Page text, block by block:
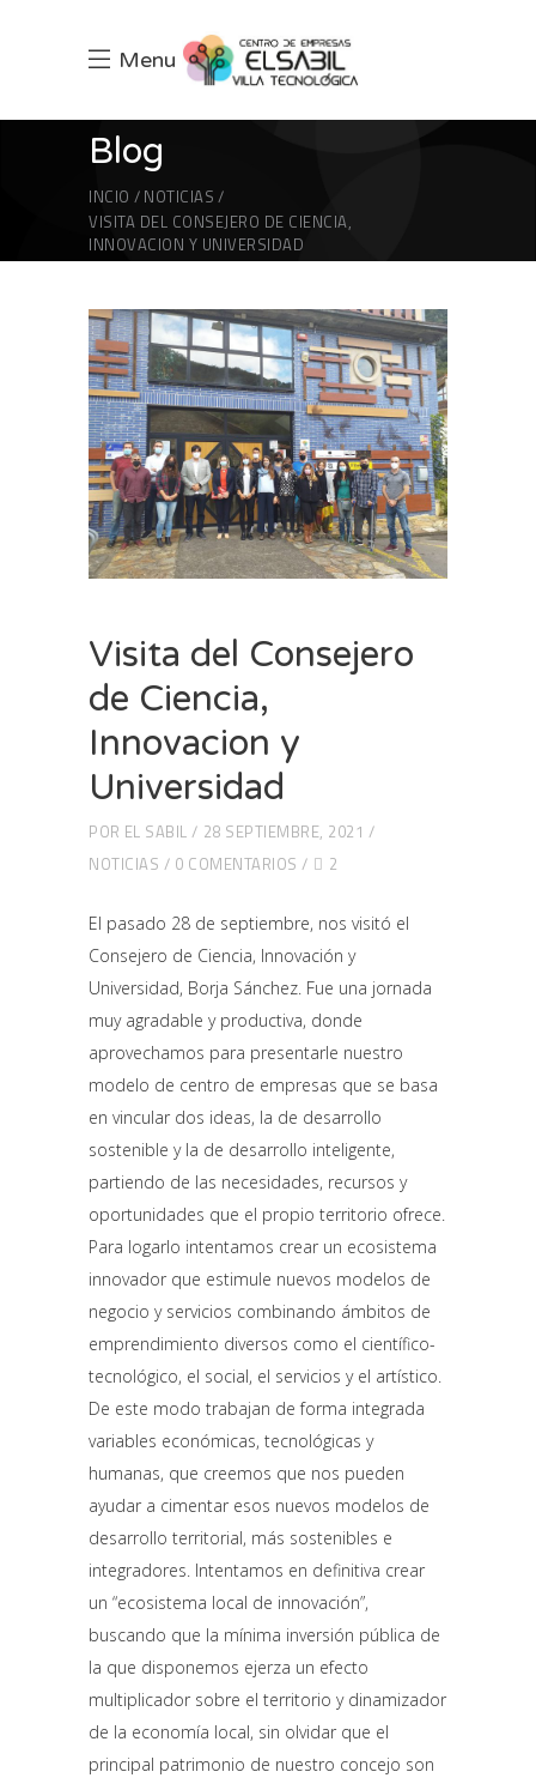
Menu
Blog
INCIO
NOTICIAS
VISITA DEL CONSEJERO DE CIENCIA,
INNOVACION Y UNIVERSIDAD
Visita del Consejero
de Ciencia,
Innovacion y
Universidad
POR EL SABIL
28 SEPTIEMBRE, 2021
NOTICIAS
0 COMENTARIOS 2
El pasado 28 de septiembre, nos visitó el
Consejero de Ciencia, Innovación y
Universidad, Borja Sánchez. Fue una jornada
muy agradable y productiva, donde
aprovechamos para presentarle nuestro
modelo de centro de empresas que se basa
en vincular dos ideas, la de desarrollo
sostenible y la de desarrollo inteligente,
partiendo de las necesidades, recursos y
oportunidades que el propio territorio ofrece.
Para logarlo intentamos crear un ecosistema
innovador que estimule nuevos modelos de
negocio y servicios combinando ámbitos de
emprendimiento diversos como el científico-
tecnológico, el social, el servicios y el artístico.
De este modo trabajan de forma integrada
variables económicas, tecnológicas y
humanas, que creemos que nos pueden
ayudar a cimentar esos nuevos modelos de
desarrollo territorial, más sostenibles e
integradores. Intentamos en definitiva crear
un “ecosistema local de innovación”,
buscando que la mínima inversión pública de
la que disponemos ejerza un efecto
multiplicador sobre el territorio y dinamizador
de la economía local, sin olvidar que el
principal patrimonio de nuestro concejo son